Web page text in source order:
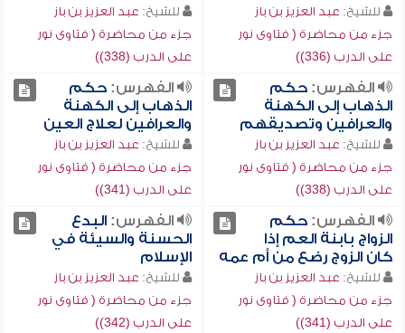
للشيخ: عبد العزيز بن باز
جزء من محاضرة ( فتاوى نور
على الدرب (336))
للشيخ: عبد العزيز بن باز
جزء من محاضرة ( فتاوى نور
على الدرب (338))
الفهرس:حكم
الذهاب إلى الكهنة
والعرافين وتصديقهم
للشيخ: عبد العزيز بن باز
جزء من محاضرة ( فتاوى نور
على الدرب (338))
الفهرس:حكم
الذهاب إلى الكهنة
والعرافين لعلاج العين
للشيخ: عبد العزيز بن باز
جزء من محاضرة ( فتاوى نور
على الدرب (341))
الفهرس:حكم
الزواج بابنة العم إذا
كان الزوج رضع من أم عمه
للشيخ: عبد العزيز بن باز
جزء من محاضرة ( فتاوى نور
على الدرب (341))
الفهرس:البدع
الحسنة والسيئة في
الإسلام
للشيخ: عبد العزيز بن باز
جزء من محاضرة ( فتاوى نور
على الدرب (342))